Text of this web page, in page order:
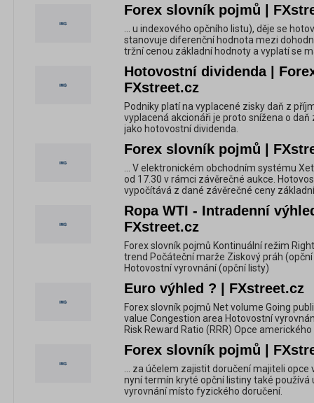
Forex slovník pojmů |
... u indexového opčního listu), děje se
stanovuje diferenční hodnota mezi
tržní cenou základní hodnoty a vyplatí se
Hotovostní dividenda |
FXstreet.cz
Podniky platí na vyplacené zisky daň z
vyplacená akcionáři je proto snížena o
jako hotovostní dividenda.
Forex slovník pojmů |
... V elektronickém obchodním systému
od 17.30 v rámci závěrečné aukce.
vypočítává z dané závěrečné ceny
Ropa WTI - Intradenní
FXstreet.cz
Forex slovník pojmů Kontinuální režim
trend Počáteční marže Ziskový práh
Hotovostní vyrovnání (opční listy)
Euro výhled ? | FXstreet.cz
Forex slovník pojmů Net volume Going
value Congestion area Hotovostní
Risk Reward Ratio (RRR) Opce
Forex slovník pojmů |
... za účelem zajistit doručení majiteli opce
nyní termín kryté opční listiny také
vyrovnání místo fyzického doručení.